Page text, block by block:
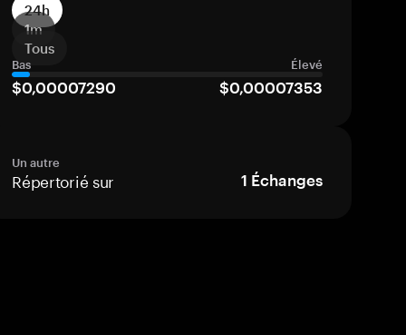
24h
1m
Tous
Bas Élevé
$0,00007290 $0,00007353
Un autre
Répertorié sur 1 Échanges